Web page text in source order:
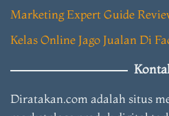
Marketing Expert Guide
Kelas Online Jago Jualan Di
Diratakan.com adalah situs